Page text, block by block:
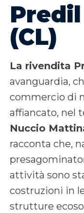
(CL)
La rivendita
avanguardia,
commercio di
affiancato, nel
Nuccio
racconta che,
attività sono
costruzioni in
strutture